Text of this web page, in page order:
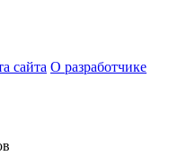
сайта О разработчике